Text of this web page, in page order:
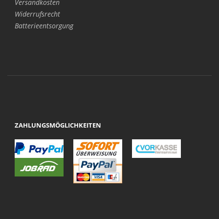
Versandkosten
Widerrufsrecht
Batterieentsorgung
ZAHLUNGSMÖGLICHKEITEN